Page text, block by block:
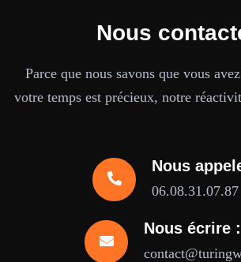
Nous
Parce que nous savons que vous
votre temps est précieux, notre
Nous
06.08.31.07.87
Nous écrire :